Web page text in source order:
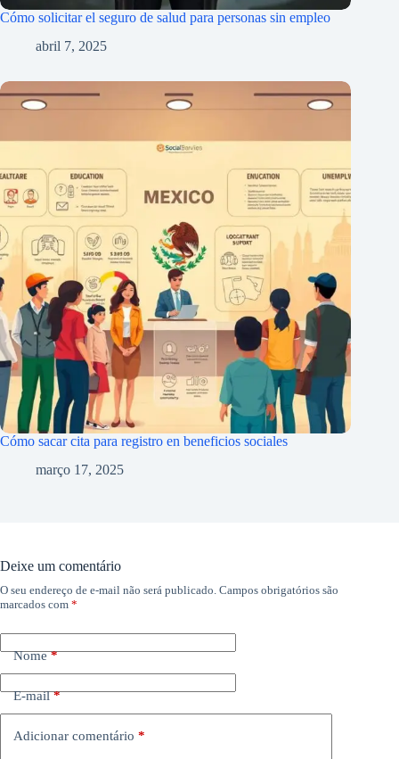
Cómo solicitar el seguro de salud para personas sin empleo
abril 7, 2025
Cómo sacar cita para registro en beneficios sociales
março 17, 2025
Deixe um comentário
O seu endereço de e-mail não será publicado. Campos obrigatórios são
marcados com *
Nome*
E-mail*
Adicionar comentário *